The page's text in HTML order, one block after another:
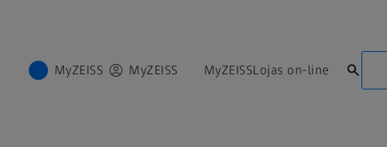
MyZEISS MyZEISS MyZEISSLojas on-line